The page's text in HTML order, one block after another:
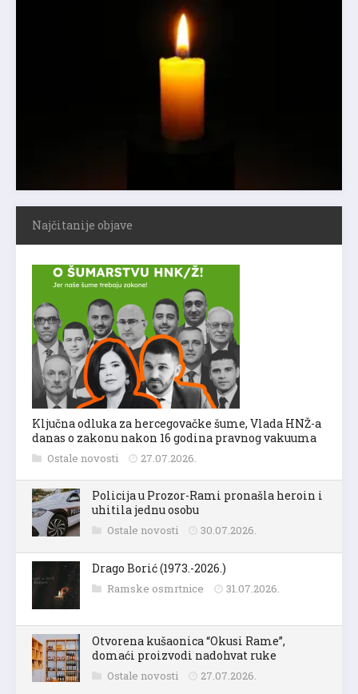
Najčitanije objave
Ključna odluka za hercegovačke šume, Vlada HNŽ-a
danas o zakonu nakon 16 godina pravnog vakuuma
Ostale novosti 27.07.2026.
Policija u Prozor-Rami pronašla heroin i
uhitila jednu osobu
Ostale novosti 30.07.2026.
Drago Borić (1973.-2026.)
Ramske osmrtnice 31.07.2026.
Otvorena kušaonica “Okusi Rame”,
domaći proizvodi nadohvat ruke
Ostale novosti 27.07.2026.